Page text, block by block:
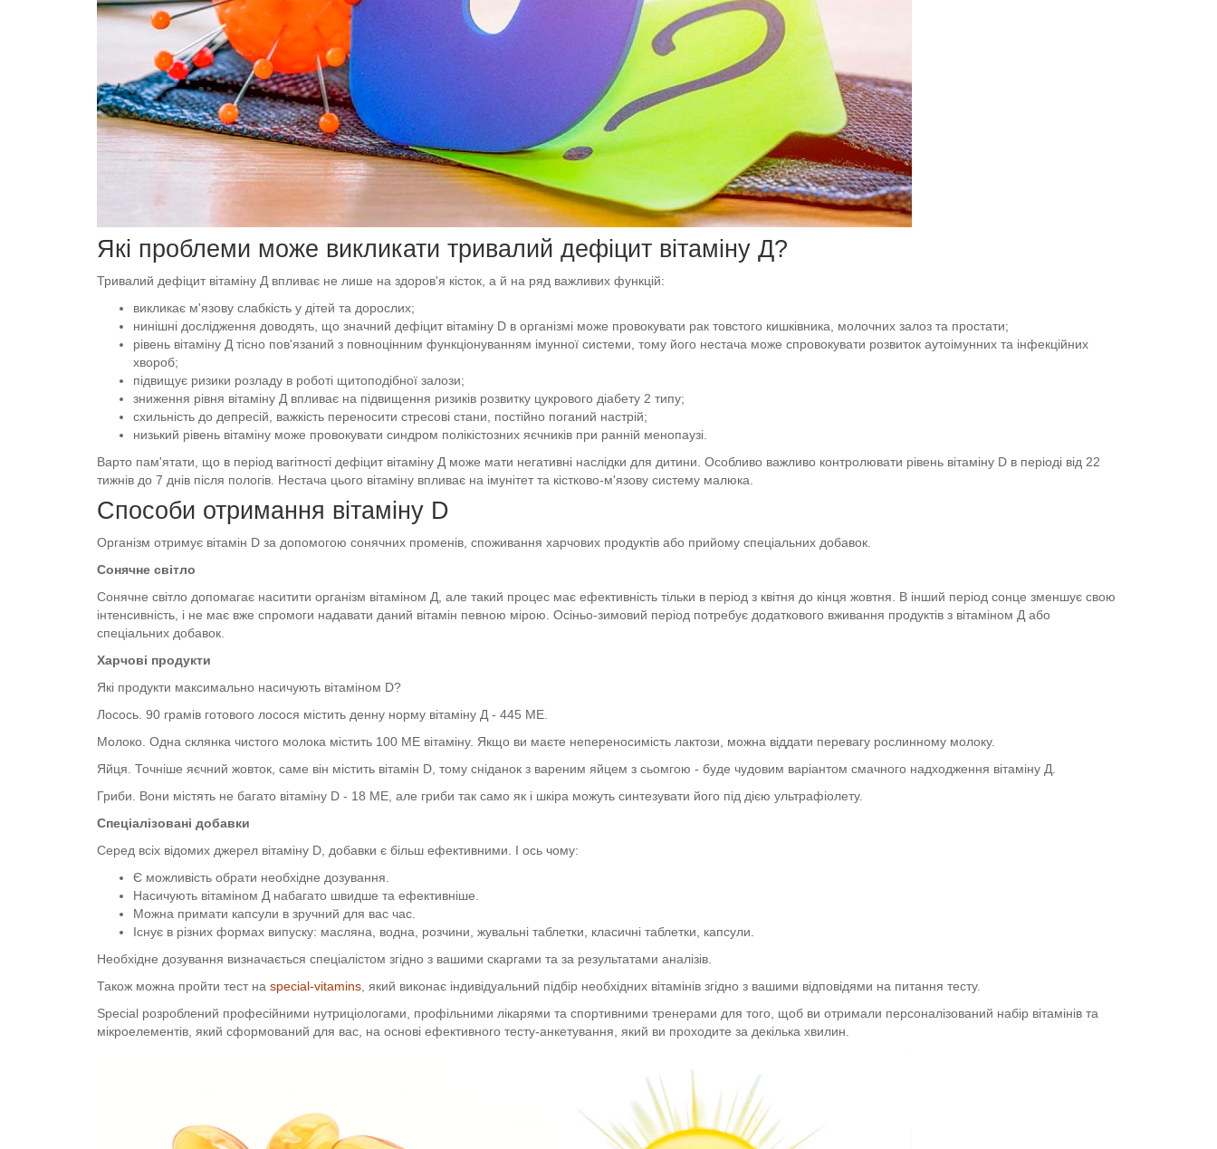
Які проблеми може викликати тривалий дефіцит вітаміну Д?
Тривалий дефіцит вітаміну Д впливає не лише на здоров'я кісток, а й на ряд важливих функцій:
викликає м'язову слабкість у дітей та дорослих;
нинішні дослідження доводять, що значний дефіцит вітаміну D в організмі може провокувати рак товстого кишківника, молочних залоз та простати;
рівень вітаміну Д тісно пов'язаний з повноцінним функціонуванням імунної системи, тому його нестача може спровокувати розвиток аутоімунних та інфекційних
хвороб;
підвищує ризики розладу в роботі щитоподібної залози;
зниження рівня вітаміну Д впливає на підвищення ризиків розвитку цукрового діабету 2 типу;
схильність до депресій, важкість переносити стресові стани, постійно поганий настрій;
низький рівень вітаміну може провокувати синдром полікістозних яєчників при ранній менопаузі.
Варто пам'ятати, що в період вагітності дефіцит вітаміну Д може мати негативні наслідки для дитини. Особливо важливо контролювати рівень вітаміну D в періоді від 22
тижнів до 7 днів після пологів. Нестача цього вітаміну впливає на імунітет та кістково-м'язову систему малюка.
Способи отримання вітаміну D
Організм отримує вітамін D за допомогою сонячних променів, споживання харчових продуктів або прийому спеціальних добавок.
Сонячне світло
Сонячне світло допомагає наситити організм вітаміном Д, але такий процес має ефективність тільки в період з квітня до кінця жовтня. В інший період сонце зменшує свою
інтенсивність, і не має вже спромоги надавати даний вітамін певною мірою. Осіньо-зимовий період потребує додаткового вживання продуктів з вітаміном Д або
спеціальних добавок.
Харчові продукти
Які продукти максимально насичують вітаміном D?
Лосось. 90 грамів готового лосося містить денну норму вітаміну Д - 445 МЕ.
Молоко. Одна склянка чистого молока містить 100 МЕ вітаміну. Якщо ви маєте непереносимість лактози, можна віддати перевагу рослинному молоку.
Яйця. Точніше яєчний жовток, саме він містить вітамін D, тому сніданок з вареним яйцем з сьомгою - буде чудовим варіантом смачного надходження вітаміну Д.
Гриби. Вони містять не багато вітаміну D - 18 МЕ, але гриби так само як і шкіра можуть синтезувати його під дією ультрафіолету.
Спеціалізовані добавки
Серед всіх відомих джерел вітаміну D, добавки є більш ефективними. І ось чому:
Є можливість обрати необхідне дозування.
Насичують вітаміном Д набагато швидше та ефективніше.
Можна примати капсули в зручний для вас час.
Існує в різних формах випуску: масляна, водна, розчини, жувальні таблетки, класичні таблетки, капсули.
Необхідне дозування визначається спеціалістом згідно з вашими скаргами та за результатами аналізів.
Також можна пройти тест на special-vitamins , який виконає індивідуальний підбір необхідних вітамінів згідно з вашими відповідями на питання тесту.
Special розроблений професійними нутриціологами, профільними лікарями та спортивними тренерами для того, щоб ви отримали персоналізований набір вітамінів та
мікроелементів, який сформований для вас, на основі ефективного тесту-анкетування, який ви проходите за декілька хвилин.